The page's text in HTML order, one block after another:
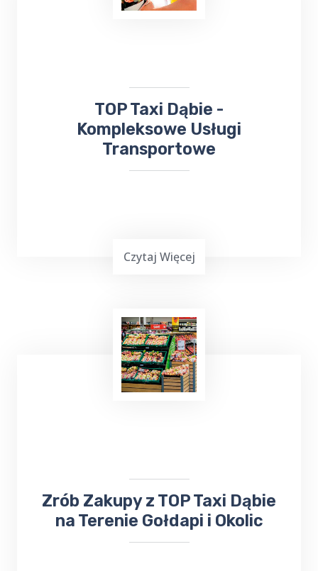
wydarzeniach kulturalnych. W takiej sytuacji
​TOP Taxi Dąbie -
Kompleksowe Usługi
Transportowe
Już teraz, niezależnie od tego, czy chcesz
bukiet kwiatów, czy odebrać ważną
Czytaj Więcej
​​​Zrób Zakupy z TOP Taxi Dąbie
na Terenie Gołdapi i Okolic